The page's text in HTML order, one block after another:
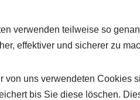
verwenden teilweise so
effektiver und sicherer zu
von uns verwendeten Cookies
bis Sie diese löschen.